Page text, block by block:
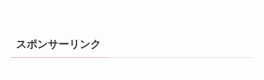
スポンサーリンク